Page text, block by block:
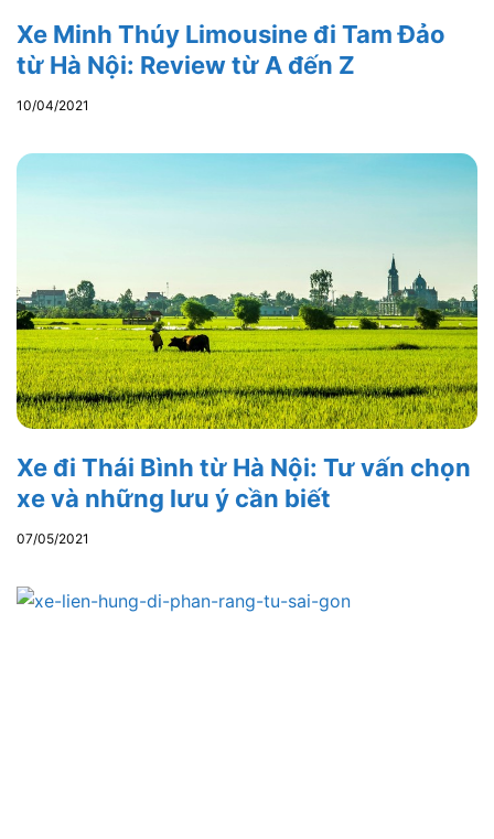
Xe Minh Thúy Limousine đi Tam Đảo
từ Hà Nội: Review từ A đến Z
10/04/2021
Xe đi Thái Bình từ Hà Nội: Tư vấn chọn
xe và những lưu ý cần biết
07/05/2021